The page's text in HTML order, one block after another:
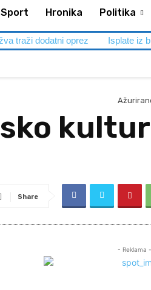
Sport Hronika Politika
oprez Isplate iz budžeta Grada
Share
- Reklama -